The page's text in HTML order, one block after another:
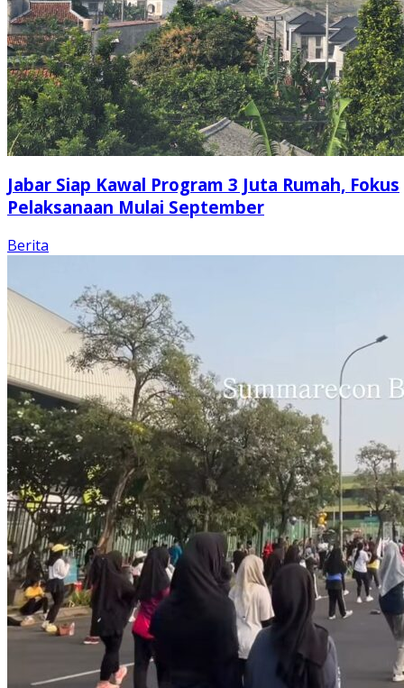
Jabar Siap Kawal Program 3 Juta Rumah, Fokus
Pelaksanaan Mulai September
Berita